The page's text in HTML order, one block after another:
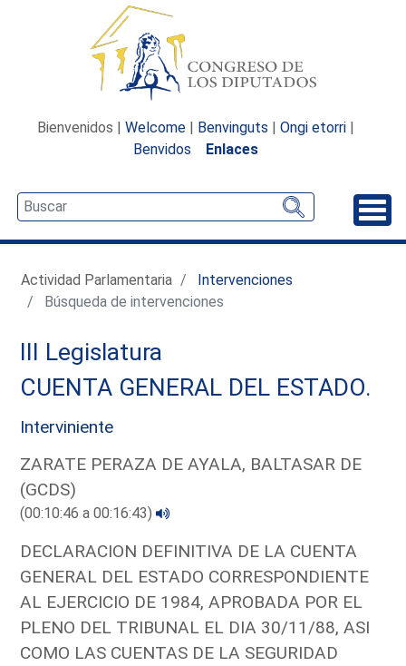
Bienvenidos | Welcome | Benvinguts | Ongi etorri |
Benvidos
Enlaces
Actividad Parlamentaria
Intervenciones
Búsqueda de intervenciones
III Legislatura
CUENTA GENERAL DEL ESTADO.
Interviniente
ZARATE PERAZA DE AYALA, BALTASAR DE
(GCDS)
(00:10:46 a 00:16:43)
DECLARACION DEFINITIVA DE LA CUENTA
GENERAL DEL ESTADO CORRESPONDIENTE
AL EJERCICIO DE 1984, APROBADA POR EL
PLENO DEL TRIBUNAL EL DIA 30/11/88, ASI
COMO LAS CUENTAS DE LA SEGURIDAD